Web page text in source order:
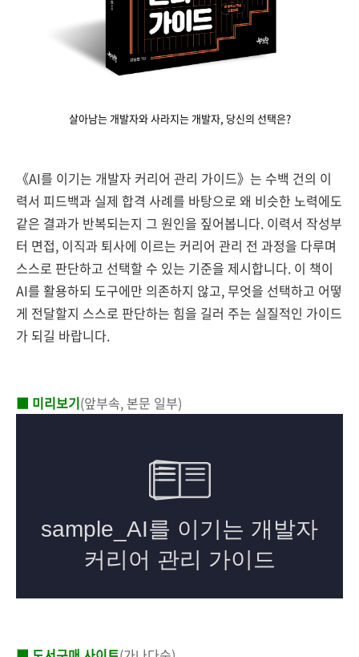
살아남는 개발자와 사라지는 개발자, 당신의 선택은?
《AI를 이기는 개발자 커리어 관리 가이드》는 수백 건의 이
력서 피드백과 실제 합격 사례를 바탕으로 왜 비슷한 노력에도
같은 결과가 반복되는지 그 원인을 짚어봅니다. 이력서 작성부
터 면접, 이직과 퇴사에 이르는 커리어 관리 전 과정을 다루며
스스로 판단하고 선택할 수 있는 기준을 제시합니다. 이 책이
AI를 활용하되 도구에만 의존하지 않고, 무엇을 선택하고 어떻
게 전달할지 스스로 판단하는 힘을 길러 주는 실질적인 가이드
가 되길 바랍니다.
■ 미리보기(앞부속, 본문 일부)